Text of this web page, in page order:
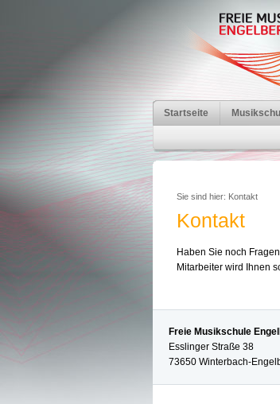
Startseite
Sie sind hier: Kontakt
Kontakt
Haben Sie noch
Mitarbeiter wird Ihnen
Freie Musikschule
Esslinger Straße 38
73650 Winterbach-